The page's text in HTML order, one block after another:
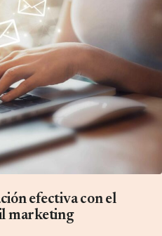
efectiva con el
marketing